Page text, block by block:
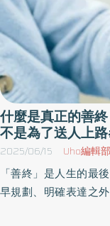
什麼是真正的善
不是為了送人上
2025/06/15 Uho編輯部
「善終」是人生的最
早規劃、明確表達之